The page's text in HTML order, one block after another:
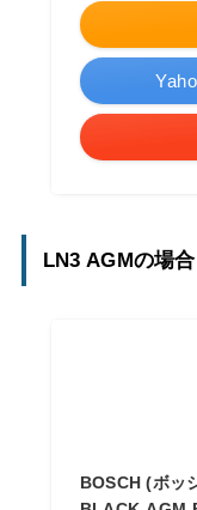
LN3 AGMの場合
BOSCH (ボッ